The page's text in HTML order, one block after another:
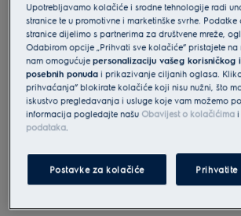
Servis, reklamacije, postprodaja
Suradnja - partneri
Narudžba dodatne opreme i
Upotrebljavamo kolačiće i srodne tehnologije radi
stranice te u promotivne i marketinške svrhe. Podatke
stranice dijelimo s partnerima za društvene mreže,
Odabirom opcije „Prihvati sve kolačiće” pristajete
nam omogućujepersonalizaciju vašeg korisničkog
posebnih ponuda i prikazivanje ciljanih oglasa.
prihvaćanja” blokirate kolačiće koji nisu nužni, što
iskustvo pregledavanja i usluge koje vam možemo
informacija pogledajte našu Obavijest o kolačićima i
podataka.
Postavke za kolačiće